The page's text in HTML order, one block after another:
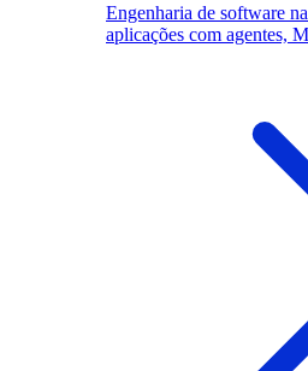
Engenharia de software
aplicações com agentes,